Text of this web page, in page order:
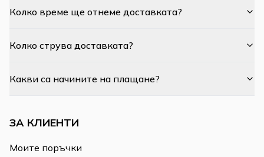
Колко време ще отнеме доставката?
Колко струва доставката?
Какви са начините на плащане?
ЗА КЛИЕНТИ
Моите поръчки